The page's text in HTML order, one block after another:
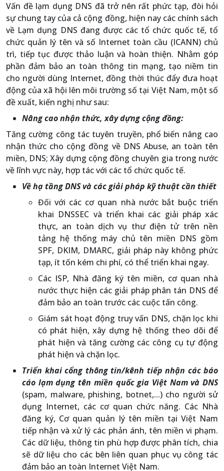
Vấn đề lạm dụng DNS đã trở nên rất phức tạp, đòi hỏi
sự chung tay của cả cộng đồng, hiện nay các chính sách
về Lạm dụng DNS đang được các tổ chức quốc tế, tổ
chức quản lý tên và số Internet toàn cầu (ICANN) chủ
trì, tiếp tục được thảo luận và hoàn thiện. Nhằm góp
phần đảm bảo an toàn thông tin mạng, tạo niềm tin
cho người dùng Internet, đồng thời thúc đẩy đưa hoạt
động của xã hội lên môi trường số tại Việt Nam, một số
đề xuất, kiến nghị như sau:
Nâng cao nhận thức, xây dựng cộng đồng:
Tăng cường công tác tuyên truyền, phổ biến nâng cao
nhận thức cho cộng đồng về DNS Abuse, an toàn tên
miền, DNS; Xây dựng cộng đồng chuyên gia trong nước
về lĩnh vực này, hợp tác với các tổ chức quốc tế.
Về hạ tầng DNS và các giải pháp kỹ thuật cần thiết
Đối với các cơ quan nhà nước bắt buộc triển
khai DNSSEC và triển khai các giải pháp xác
thực, an toàn dịch vụ thư điện tử trên nền
tảng hệ thống máy chủ tên miền DNS gồm
SPF, DKIM, DMARC, giải pháp này không phức
tạp, ít tốn kém chi phí, có thể triển khai ngay.
Các ISP, Nhà đăng ký tên miền, cơ quan nhà
nước thực hiện các giải pháp phân tán DNS để
đảm bảo an toàn trước các cuộc tấn công.
Giám sát hoạt động truy vấn DNS, chặn lọc khi
có phát hiện, xây dựng hệ thống theo dõi để
phát hiện và tăng cường các công cụ tự động
phát hiện và chặn lọc.
Triển khai cổng thông tin/kênh tiếp nhận các báo
cáo lạm dụng tên miền quốc gia Việt Nam và DNS
(spam, malware, phishing, botnet,...) cho người sử
dụng Internet, các cơ quan chức năng. Các Nhà
đăng ký, Cơ quan quản lý tên miền tại Việt Nam
tiếp nhận và xử lý các phản ánh, tên miền vi phạm.
Các dữ liệu, thông tin phù hợp được phân tích, chia
sẽ dữ liệu cho các bên liên quan phục vụ công tác
đảm bảo an toàn Internet Việt Nam.